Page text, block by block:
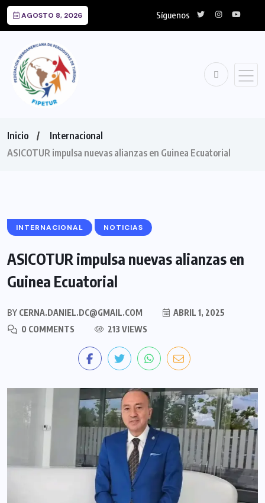
AGOSTO 8, 2026 Síguenos
Inicio
Internacional
ASICOTUR impulsa nuevas alianzas en Guinea Ecuatorial
INTERNACIONAL NOTICIAS
ASICOTUR impulsa nuevas alianzas en
Guinea Ecuatorial
BY CERNA.DANIEL.DC@GMAIL.COM
ABRIL 1, 2025
0 COMMENTS
213 VIEWS